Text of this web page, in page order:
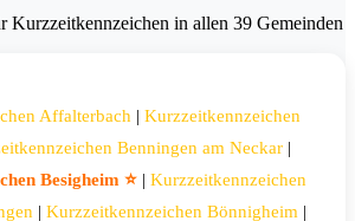
Kurzzeitkennzeichen in allen 39 Gemeinden
Affalterbach | Kurzzeitkennzeichen
Benningen am Neckar|
Besigheim ⭐| Kurzzeitkennzeichen
| Kurzzeitkennzeichen Bönnigheim |